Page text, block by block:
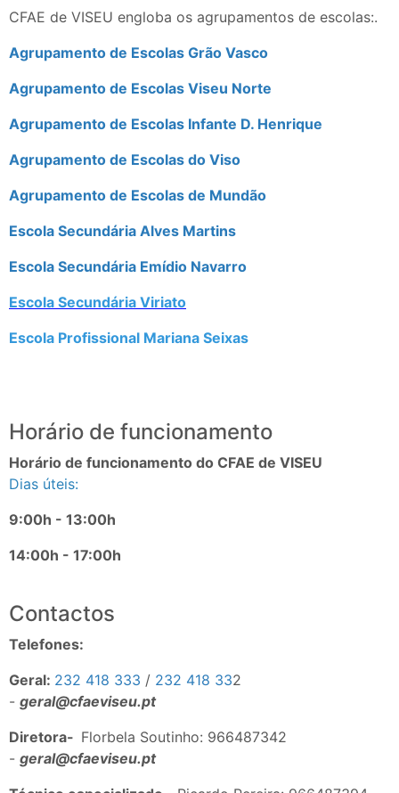
CFAE de VISEU engloba os agrupamentos de escolas:.
Agrupamento de Escolas Grão Vasco
Agrupamento de Escolas Viseu Norte
Agrupamento de Escolas Infante D. Henrique
Agrupamento de Escolas do Viso
Agrupamento de Escolas de Mundão
Escola Secundária Alves Martins
Escola Secundária Emídio Navarro
Escola Secundária Viriato
Escola Profissional Mariana Seixas
Horário de funcionamento
Horário de funcionamento do CFAE de VISEU
Dias úteis:
9:00h - 13:00h
14:00h - 17:00h
Contactos
Telefones:
Geral: 232 418 333 / 232 418 332
- geral@cfaeviseu.pt
Diretora- Florbela Soutinho: 966487342
- geral@cfaeviseu.pt